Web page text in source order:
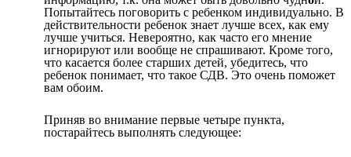
Попытайтесь поговорить с ребенком индивидуально. В
действительности ребенок знает лучше всех, как ему
лучше учиться. Невероятно, как часто его мнение
игнорируют или вообще не спрашивают. Кроме того,
что касается более старших детей, убедитесь, что
ребенок понимает, что такое СДВ. Это очень поможет
вам обоим.
Приняв во внимание первые четыре пункта,
постарайтесь выполнять следующее: